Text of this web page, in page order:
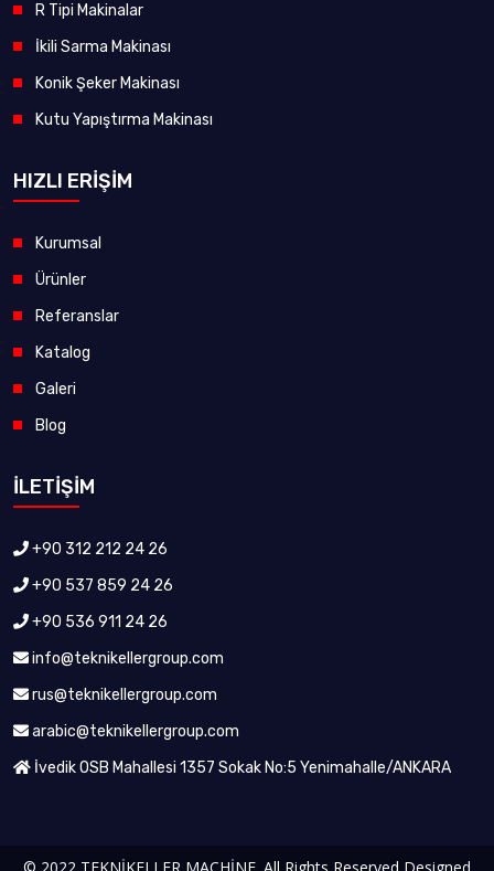
R Tipi Makinalar
İkili Sarma Makinası
Konik Şeker Makinası
Kutu Yapıştırma Makinası
HIZLI ERİŞİM
Kurumsal
Ürünler
Referanslar
Katalog
Galeri
Blog
İLETİŞİM
+90 312 212 24 26
+90 537 859 24 26
+90 536 911 24 26
info@teknikellergroup.com
rus@teknikellergroup.com
arabic@teknikellergroup.com
İvedik OSB Mahallesi 1357 Sokak No:5 Yenimahalle/ANKARA